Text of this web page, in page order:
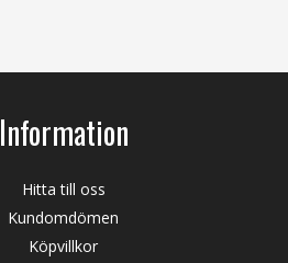
Information
Hitta till oss
Kundomdömen
Köpvillkor